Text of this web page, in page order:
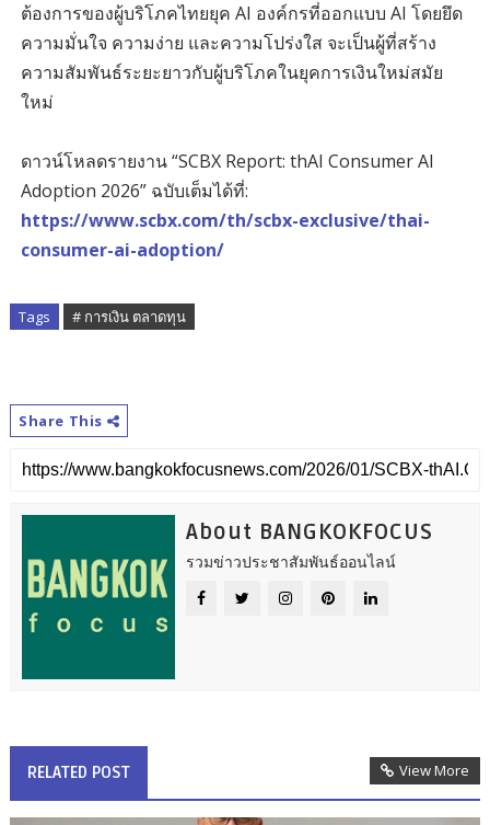
ต้องการของผู้บริโภคไทยยุค AI องค์กรที่ออกแบบ AI โดยยึด
ความมั่นใจ ความง่าย และความโปร่งใส จะเป็นผู้ที่สร้าง
ความสัมพันธ์ระยะยาวกับผู้บริโภคในยุคการเงินใหม่สมัย
ใหม่
ดาวน์โหลดรายงาน “SCBX Report: thAI Consumer AI
Adoption 2026” ฉบับเต็มได้ที่:
https://www.scbx.com/th/scbx-exclusive/thai-
consumer-ai-adoption/
Tags # การเงิน ตลาดทุน
Share This
About BANGKOKFOCUS
รวมข่าวประชาสัมพันธ์ออนไลน์
RELATED POST View More